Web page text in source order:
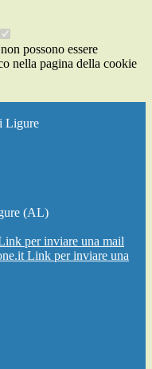
possono essere
nella pagina della cookie
Ligure
(AL)
per inviare una mail
Link per inviare una